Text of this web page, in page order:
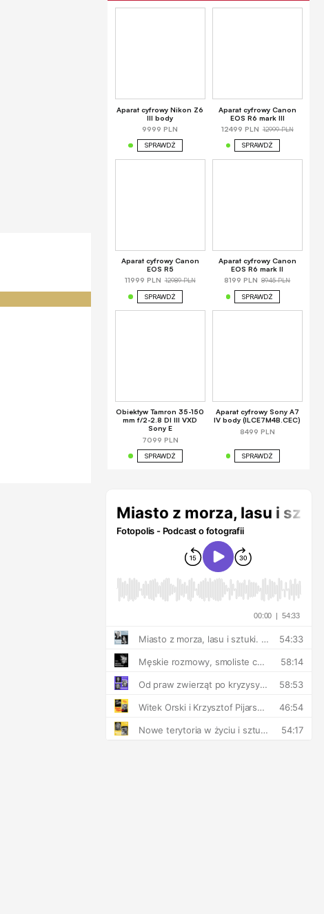
Aparat cyfrowy Nikon Z6
III body
9999 PLN
SPRAWDŹ
Aparat cyfrowy Canon
EOS R6 mark III
12499 PLN 12999 PLN
SPRAWDŹ
Aparat cyfrowy Canon
EOS R5
11999 PLN 12989 PLN
SPRAWDŹ
Aparat cyfrowy Canon
EOS R6 mark II
8199 PLN 8945 PLN
SPRAWDŹ
Obiektyw Tamron 35-150
mm f/2-2.8 DI III VXD
Sony E
7099 PLN
SPRAWDŹ
Aparat cyfrowy Sony A7
IV body (ILCE7M4B.CEC)
8499 PLN
SPRAWDŹ